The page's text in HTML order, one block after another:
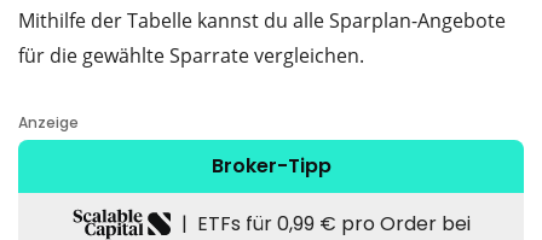
Mithilfe der Tabelle kannst du alle Sparplan-Angebote
für die gewählte Sparrate vergleichen.